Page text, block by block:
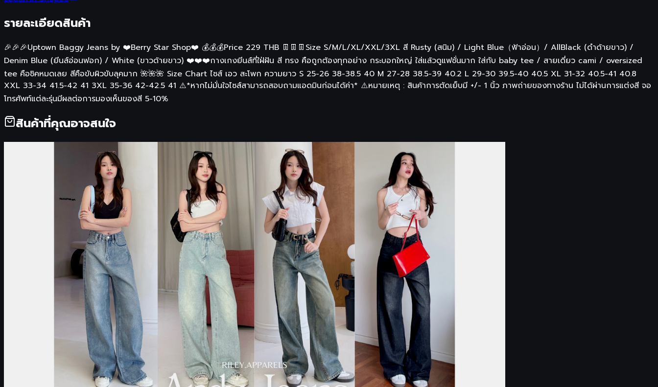
รายละเอียดสินค้า
🎉🎉🎉Uptown Baggy Jeans by ❤️Berry Star Shop❤️ 💰💰💰Price 229 THB 👖👖👖Size S/M/L/XL/XXL/3XL สี Rusty (สนิม) / Light Blue（ฟ้าอ่อน）/ AllBlack (ดำด้ายขาว) /
Denim Blue (ยีนส์อ่อนฟอก) / White (ขาวด้ายขาว) ❤️❤️❤️กางเกงยีนส์ที่ใฝ่ฝัน สี ทรง คือถูกต้องทุกอย่าง กระบอกใหญ่ ใส่แล้วดูแฟชั่นมาก ใส่กับ baby tee / สายเดี่ยว cami / oversized
tee คือชิคหมดเลย สีคือขับผิวขับลุคมาก 🌺🌺🌺 Size Chart ไซส์ เอว สะโพก ความยาว S 25-26 38-38.5 40 M 27-28 38.5-39 40.2 L 29-30 39.5-40 40.5 XL 31-32 40.5-41 40.8
XXL 33-34 41.5-42 41 3XL 35-36 42-42.5 41 ⚠️*หากไม่มั่นใจไซส์สามารถสอบถามแอดมินก่อนได้ค่า* ⚠️หมายเหตุ : สินค้าการตัดเย็บมี +/- 1 นิ้ว ภาพถ่ายของทางร้าน ไม่ได้ผ่านการแต่งสี จอ
โทรศัพท์แต่ละรุ่นมีผลต่อการมองเห็นของสี 5-10%
สินค้าที่คุณอาจสนใจ